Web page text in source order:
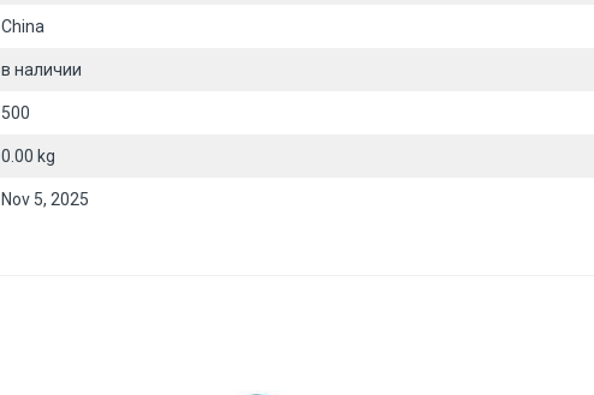
China
в наличии
500
0.00 kg
Nov 5, 2025